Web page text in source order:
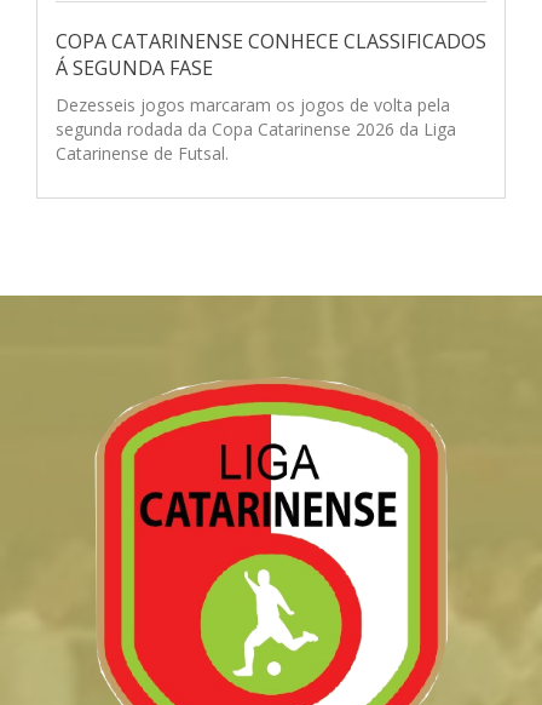
COPA CATARINENSE CONHECE CLASSIFICADOS
Á SEGUNDA FASE
Dezesseis jogos marcaram os jogos de volta pela
segunda rodada da Copa Catarinense 2026 da Liga
Catarinense de Futsal.